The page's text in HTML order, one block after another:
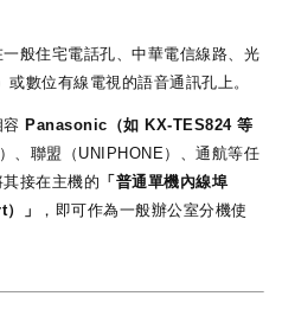
一般住宅電話孔、中華電信線路、光
數位有線電視的語音通訊孔上。
容 Panasonic（如 KX-TES824 等
、聯盟（UNIPHONE）、通航等任
接在主機的 「普通單機內線埠
」
，即可作為一般辦公室分機使